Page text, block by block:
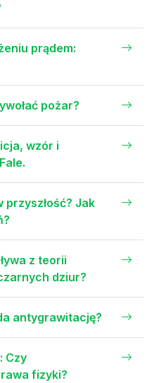
prądem:
pożar?
wzór i
Jak
z teorii
dziur?
antygrawitację?
Czy
fizyki?